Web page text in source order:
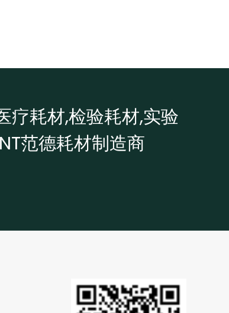
疗耗材,检验耗材,实验
范德耗材制造商